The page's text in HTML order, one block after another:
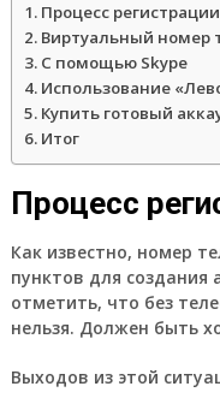
Процесс регистрации
Виртуальный номер
С помощью Skype
Использование
Купить готовый
Итог
Процесс
Как известно, номер
пунктов для создания
отметить, что без
нельзя. Должен быть
Выходов из этой